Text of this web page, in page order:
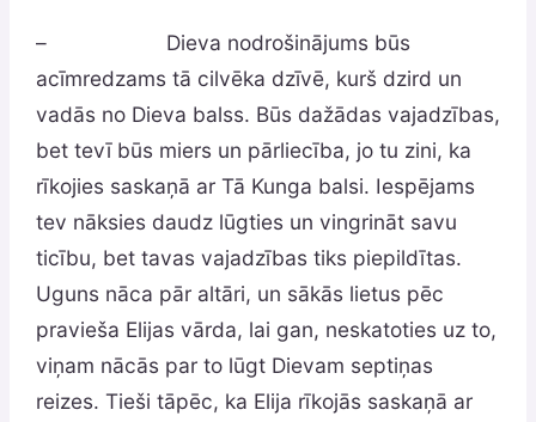
– Dieva nodrošinājums būs
acīmredzams tā cilvēka dzīvē, kurš dzird un
vadās no Dieva balss. Būs dažādas vajadzības,
bet tevī būs miers un pārliecība, jo tu zini, ka
rīkojies saskaņā ar Tā Kunga balsi. Iespējams
tev nāksies daudz lūgties un vingrināt savu
ticību, bet tavas vajadzības tiks piepildītas.
Uguns nāca pār altāri, un sākās lietus pēc
pravieša Elijas vārda, lai gan, neskatoties uz to,
viņam nācās par to lūgt Dievam septiņas
reizes. Tieši tāpēc, ka Elija rīkojās saskaņā ar